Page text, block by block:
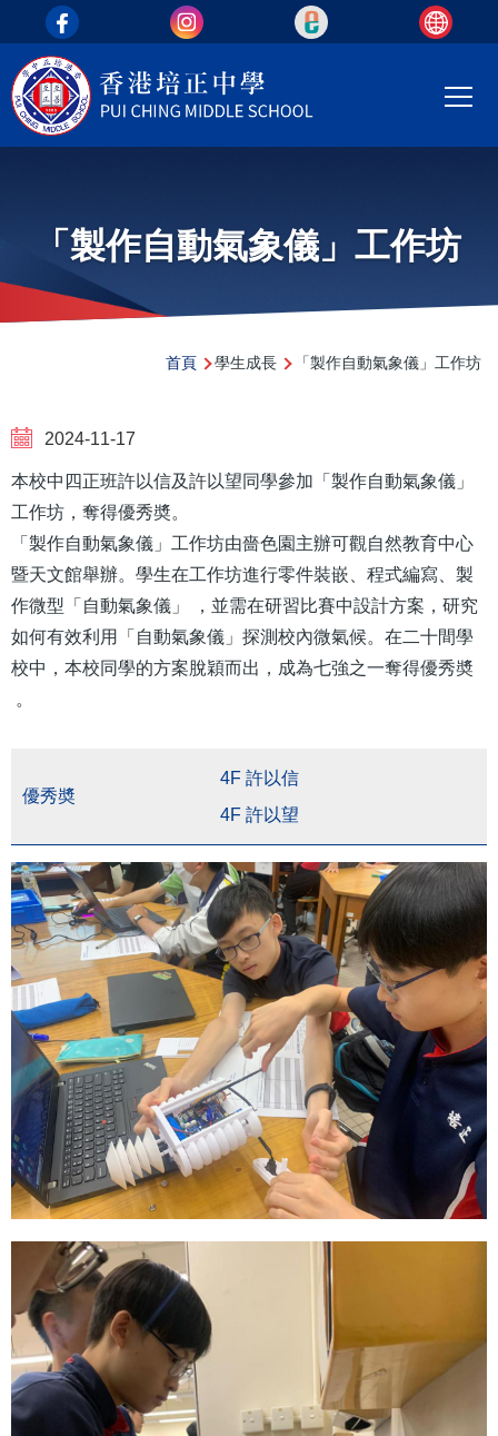
移至主內容
top_area
「製作自動氣象儀」工作坊
連
首頁 學生成長 「製作自動氣象儀」工作坊
2024-11-17
本校中四正班許以信及許以望同學參加「製作自動氣象儀」
工作坊，奪得優秀奬。
「製作自動氣象儀」工作坊由嗇色園主辦可觀自然教育中心
暨天文館舉辦。學生在工作坊進行零件裝嵌、程式編寫、製
作微型「自動氣象儀」 ，並需在研習比賽中設計方案，研究
如何有效利用「自動氣象儀」探測校內微氣候。在二十間學
校中，本校同學的方案脫穎而出，成為七強之一奪得優秀奬
。
優秀奬
4F 許以信
4F 許以望